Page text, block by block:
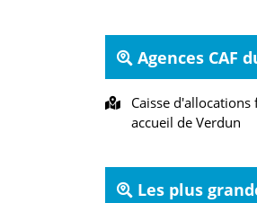
Agences CAF
Caisse d'allocations
accueil de Verdun
Les plus